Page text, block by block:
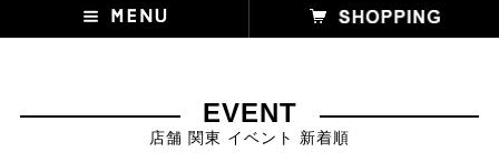
EVENT
店舗 関東 イベント 新着順